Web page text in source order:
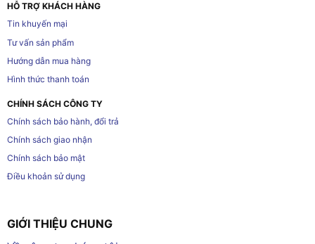
HỖ TRỢ KHÁCH HÀNG
Tin khuyến mại
Tư vấn sản phẩm
Hướng dẫn mua hàng
Hình thức thanh toán
CHÍNH SÁCH CÔNG TY
Chính sách bảo hành, đổi trả
Chính sách giao nhận
Chính sách bảo mật
Điều khoản sử dụng
GIỚI THIỆU CHUNG